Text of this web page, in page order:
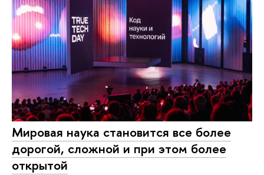
Мировая наука становится все более
дорогой, сложной и при этом более
открытой